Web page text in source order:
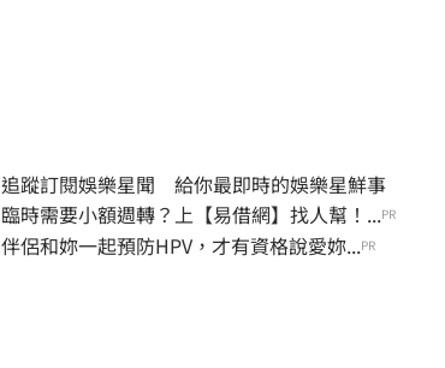
追蹤訂閱娛樂星聞 給你最即時的娛樂星鮮事
臨時需要小額週轉？上【易借網】找人幫！...PR
伴侶和妳一起預防HPV，才有資格說愛妳...PR